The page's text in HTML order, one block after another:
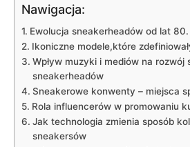
Nawigacja:
Ewolucja sneakerheadów od lat
Ikoniczne modele,które
Wpływ muzyki i mediów na rozwój
sneakerheadów
Sneakerowe konwenty – miejsca
Rola influencerów w promowaniu
Jak technologia zmienia sposób
sneakersów